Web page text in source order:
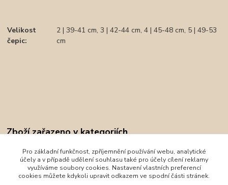
Velikost
čepic:
2 | 39-41 cm, 3 | 42-44 cm, 4 | 45-48 cm, 5 | 49-53
cm
Zboží zařazeno v kategoriích
Oblečení
Little Angel
Pro základní funkčnost, zpříjemnění používání webu, analytické
účely a v případě udělení souhlasu také pro účely cílení reklamy
využíváme soubory cookies. Nastavení vlastních preferencí
cookies můžete kdykoli upravit odkazem ve spodní části stránek.